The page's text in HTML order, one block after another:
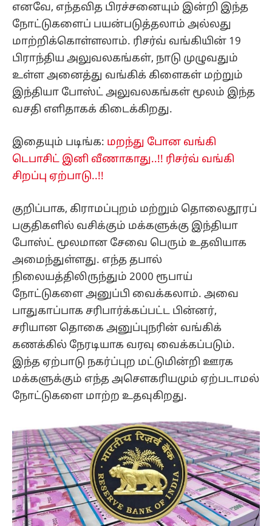
எனவே, எந்தவித பிரச்சனையும் இன்றி இந்த
நோட்டுகளைப் பயன்படுத்தலாம் அல்லது
மாற்றிக்கொள்ளலாம். ரிசர்வ் வங்கியின் 19
பிராந்திய அலுவலகங்கள், நாடு முழுவதும்
உள்ள அனைத்து வங்கிக் கிளைகள் மற்றும்
இந்தியா போஸ்ட் அலுவலகங்கள் மூலம் இந்த
வசதி எளிதாகக் கிடைக்கிறது.
இதையும் படிங்க: மறந்து போன வங்கி
டெபாசிட் இனி வீணாகாது..!! ரிசர்வ் வங்கி
சிறப்பு ஏற்பாடு..!!
குறிப்பாக, கிராமப்புறம் மற்றும் தொலைதூரப்
பகுதிகளில் வசிக்கும் மக்களுக்கு இந்தியா
போஸ்ட் மூலமான சேவை பெரும் உதவியாக
அமைந்துள்ளது. எந்த தபால்
நிலையத்திலிருந்தும் 2000 ரூபாய்
நோட்டுகளை அனுப்பி வைக்கலாம். அவை
பாதுகாப்பாக சரிபார்க்கப்பட்ட பின்னர்,
சரியான தொகை அனுப்புநரின் வங்கிக்
கணக்கில் நேரடியாக வரவு வைக்கப்படும்.
இந்த ஏற்பாடு நகர்ப்புற மட்டுமின்றி ஊரக
மக்களுக்கும் எந்த அசௌகரியமும் ஏற்படாமல்
நோட்டுகளை மாற்ற உதவுகிறது.